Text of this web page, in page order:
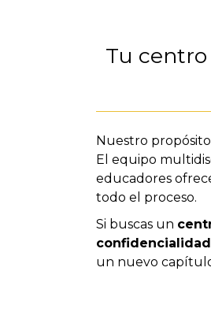
Tu
Nuestro
El equipo
educadores
todo el proceso.
Si buscas un
un nuevo